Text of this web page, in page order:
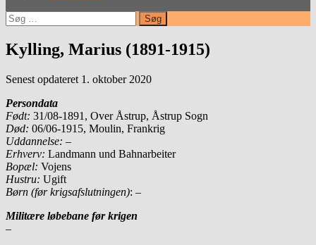
Søg
efter:
Kylling, Marius (1891-1915)
Senest opdateret 1. oktober 2020
Persondata
Født: 31/08-1891, Over Åstrup, Åstrup Sogn
Død: 06/06-1915, Moulin, Frankrig
Uddannelse: –
Erhverv: Landmann und Bahnarbeiter
Bopæl: Vojens
Hustru: Ugift
Børn (før krigsafslutningen): –
Militære løbebane før krigen
–